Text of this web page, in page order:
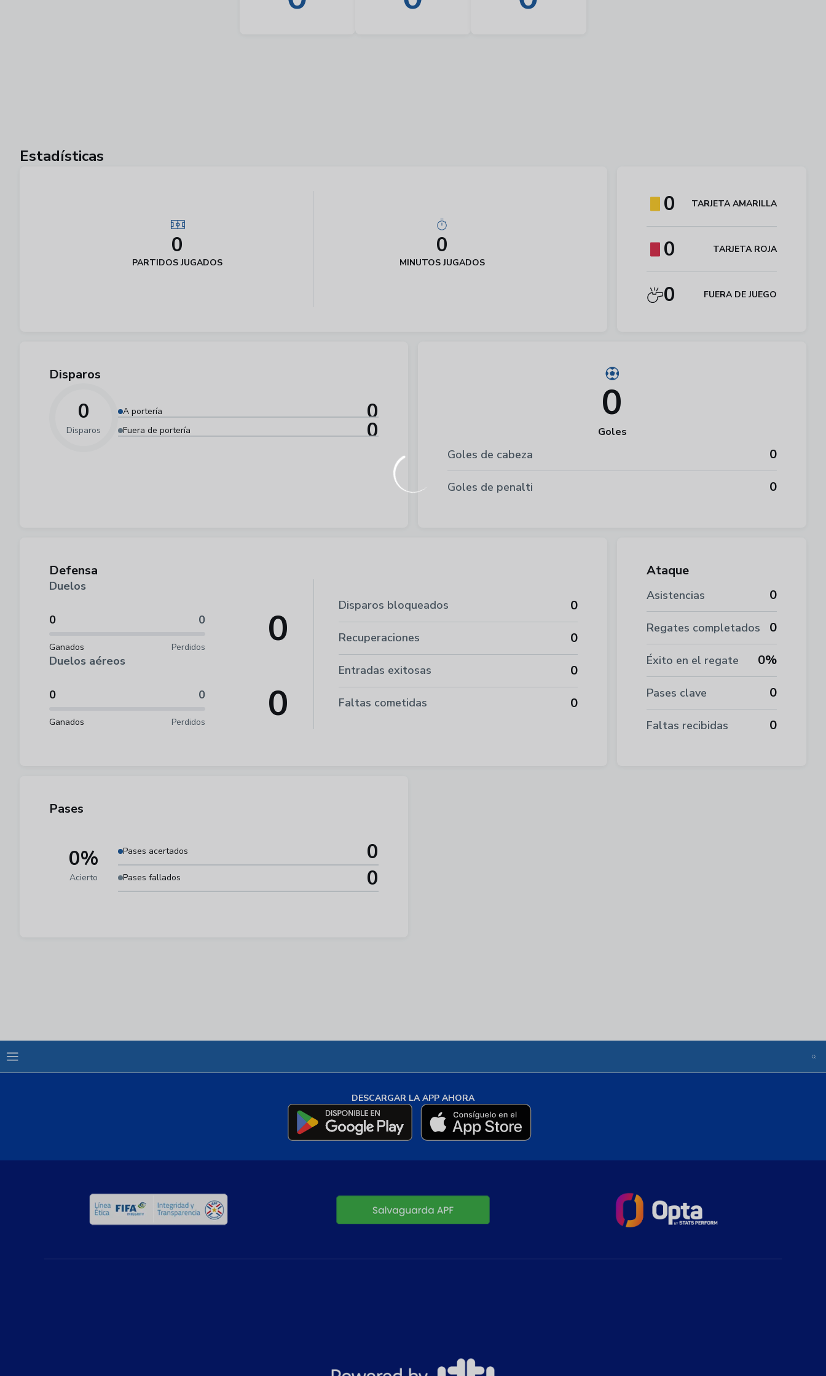
Estadísticas
0
PARTIDOS JUGADOS
0
MINUTOS JUGADOS
0
Goles
Goles de cabeza 0
Goles de penalti 0
Disparos
0
Disparos
A portería 0
Fuera de portería 0
Ataque
Asistencias 0
Regates completados 0
Éxito en el regate 0%
Pases clave 0
Faltas recibidas 0
0 TARJETA AMARILLA
0 TARJETA ROJA
0 FUERA DE JUEGO
Defensa
Duelos
0 0
Ganados Perdidos 0
Duelos aéreos
0 0
Ganados Perdidos 0
Disparos bloqueados 0
Recuperaciones 0
Entradas exitosas 0
Faltas cometidas 0
Pases
0%
Acierto
Pases acertados 0
Pases fallados 0
DESCARGAR LA APP AHORA